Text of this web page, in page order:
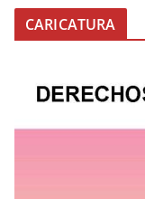
CARICATURA